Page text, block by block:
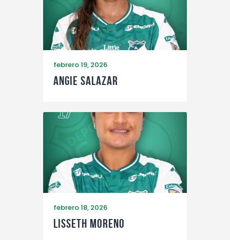
PQRS
TIENDA
febrero 19, 2026
Angie Salazar
febrero 18, 2026
Lisseth Moreno